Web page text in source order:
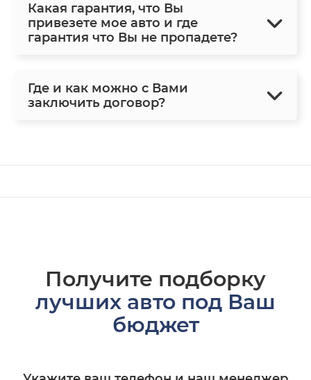
Какая гарантия, что Вы
привезете мое авто и где
гарантия что Вы не пропадете?
Где и как можно с Вами
заключить договор?
Получите подборку
лучших авто под Ваш
бюджет